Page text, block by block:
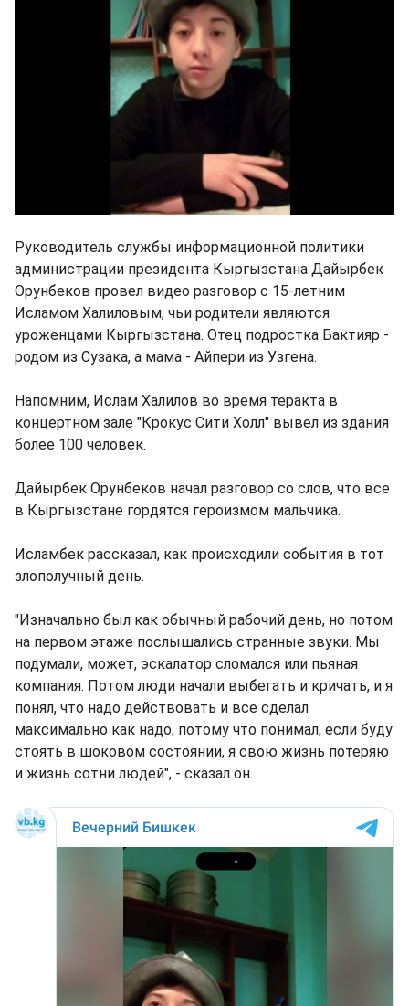
Руководитель службы информационной политики
администрации президента Кыргызстана Дайырбек
Орунбеков провел видео разговор с 15-летним
Исламом Халиловым, чьи родители являются
уроженцами Кыргызстана. Отец подростка Бактияр -
родом из Сузака, а мама - Айпери из Узгена.
Напомним, Ислам Халилов во время теракта в
концертном зале "Крокус Сити Холл" вывел из здания
более 100 человек.
Дайырбек Орунбеков начал разговор со слов, что все
в Кыргызстане гордятся героизмом мальчика.
Исламбек рассказал, как происходили события в тот
злополучный день.
"Изначально был как обычный рабочий день, но потом
на первом этаже послышались странные звуки. Мы
подумали, может, эскалатор сломался или пьяная
компания. Потом люди начали выбегать и кричать, и я
понял, что надо действовать и все сделал
максимально как надо, потому что понимал, если буду
стоять в шоковом состоянии, я свою жизнь потеряю
и жизнь сотни людей", - сказал он.